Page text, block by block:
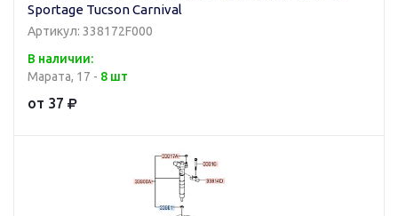
Sportage Tucson Carnival
Артикул: 338172F000
В наличии:
Марата, 17 - 8 шт
от 37